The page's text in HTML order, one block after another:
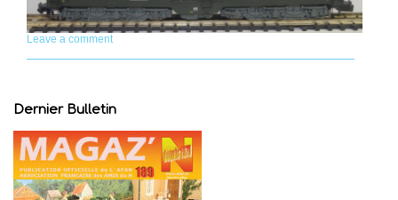
Leave a comment
Dernier Bulletin